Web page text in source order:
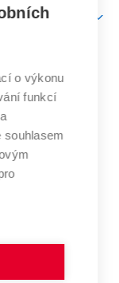
o výkonu
funkcí
souhlasem